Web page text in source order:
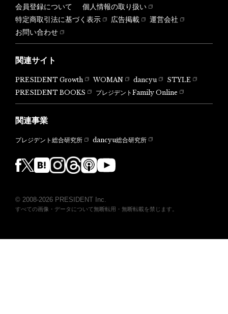
会員登録について
個人情報の取り扱い
特定商取引法に基づく表示
広告掲載
運営会社
お問い合わせ
関連サイト
PRESIDENT Growth WOMAN dancyu
STYLE
PRESIDENT BOOKS
プレジデントFamily Online
関連事業
プレジデント総合研究所 dancyu総合研究所
© 2008-2026 PRESIDENT Inc.
すべての画像・データについて無断転用・無断転載を禁じます。